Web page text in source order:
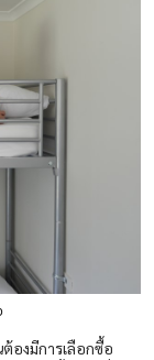
ต้องมีการเลือกซื้อ